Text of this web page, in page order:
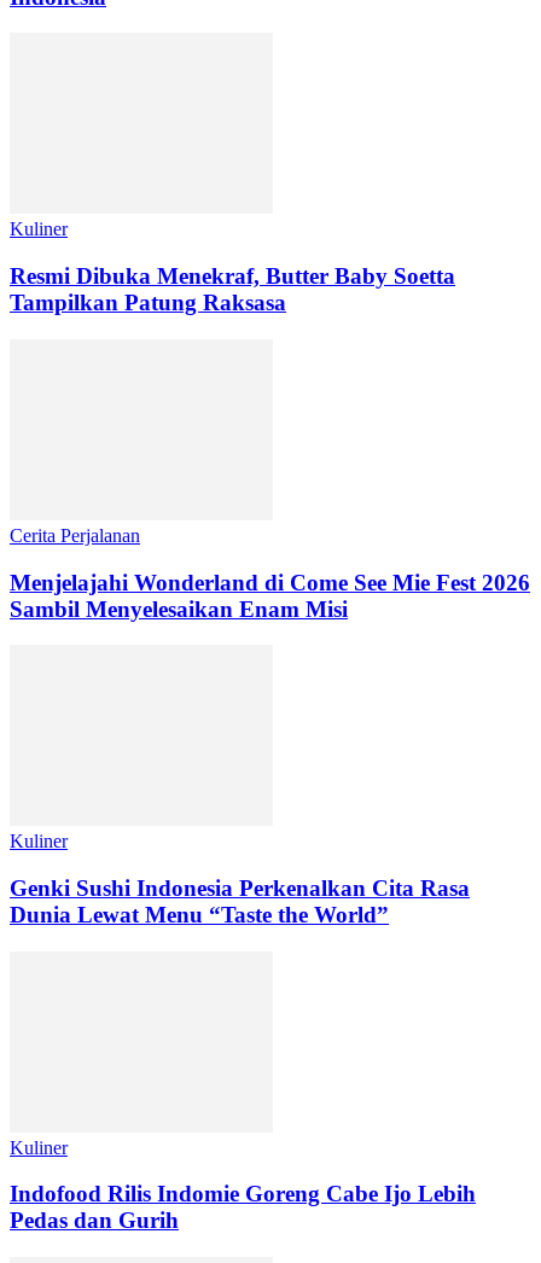
Kuliner
Resmi Dibuka Menekraf, Butter Baby Soetta
Tampilkan Patung Raksasa
Cerita Perjalanan
Menjelajahi Wonderland di Come See Mie Fest 2026
Sambil Menyelesaikan Enam Misi
Kuliner
Genki Sushi Indonesia Perkenalkan Cita Rasa
Dunia Lewat Menu “Taste the World”
Kuliner
Indofood Rilis Indomie Goreng Cabe Ijo Lebih
Pedas dan Gurih